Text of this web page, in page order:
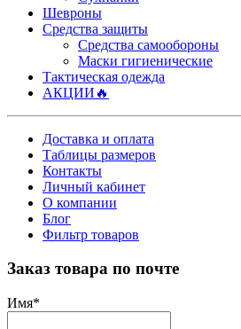
Шевроны
Средства защиты
Средства самообороны
Маски гигиенические
Тактическая одежда
АКЦИИ🔥
Доставка и оплата
Таблицы размеров
Контакты
Личный кабинет
О компании
Блог
Фильтр товаров
Заказ товара по почте
Имя*